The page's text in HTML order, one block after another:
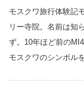
モスクワ旅行体験記
リー寺院。名前は知
ず。10年ほど前の
モスクワのシンボル